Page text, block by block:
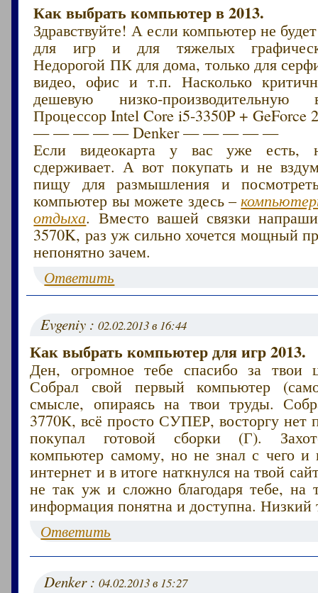
Как выбрать компьютер в 2013.
Здравствуйте! А если компьютер не
для игр и для тяжелых
Недорогой ПК для дома, только для
видео, офис и т.п. Насколько
дешевую низко-производительную
Процессор Intel Core i5-3350P + GeForce
— — — — — Denker — — — — —
Если видеокарта у вас уже есть,
сдерживает. А вот покупать и не
пищу для размышления и
компьютер вы можете здесь –
отдыха. Вместо вашей связки
3570K, раз уж сильно хочется мощный
непонятно зачем.
Ответить
Evgeniy :02.02.2013 в 16:44
Как выбрать компьютер для игр 2013.
Ден, огромное тебе спасибо за твои
Собрал свой первый компьютер
смысле, опираясь на твои труды.
3770К, всё просто СУПЕР, восторгу нет
покупал готовой сборки (Г).
компьютер самому, но не знал с чего и
интернет и в итоге наткнулся на твой
не так уж и сложно благодаря тебе, на
информация понятна и доступна. Низкий
Ответить
Denker :04.02.2013 в 15:27